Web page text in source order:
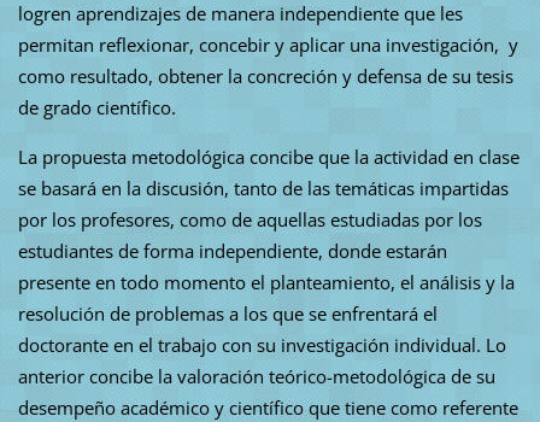
logren aprendizajes de manera independiente que les
permitan reflexionar, concebir y aplicar una investigación, y
como resultado, obtener la concreción y defensa de su tesis
de grado científico.
La propuesta metodológica concibe que la actividad en clase
se basará en la discusión, tanto de las temáticas impartidas
por los profesores, como de aquellas estudiadas por los
estudiantes de forma independiente, donde estarán
presente en todo momento el planteamiento, el análisis y la
resolución de problemas a los que se enfrentará el
doctorante en el trabajo con su investigación individual. Lo
anterior concibe la valoración teórico-metodológica de su
desempeño académico y científico que tiene como referente